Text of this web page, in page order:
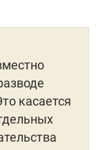
касается